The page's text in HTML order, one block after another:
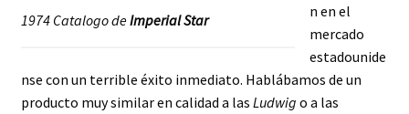
1974 Catalogo deImperial Star
n en el
mercado
estadounide
nse con un terrible éxito inmediato. Hablábamos de un
producto muy similar en calidad a las Ludwig o a las